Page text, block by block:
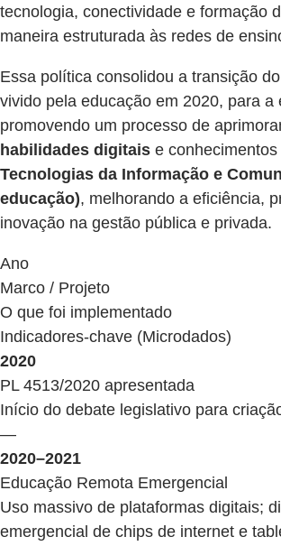
tecnologia, conectividade e formação
maneira estruturada às redes de
Essa política consolidou a transição
vivido pela educação em 2020, para a
promovendo um processo de
habilidades digitais e
Tecnologias da Informação e
educação), melhorando a eficiência,
inovação na gestão pública e privada.
Ano
Marco / Projeto
O que foi implementado
Indicadores-chave (Microdados)
2020
PL 4513/2020 apresentada
Início do debate legislativo para
—
2020–2021
Educação Remota Emergencial
Uso massivo de plataformas digitais;
emergencial de chips de internet e